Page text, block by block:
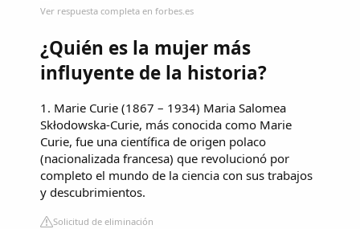
Ver respuesta completa en forbes.es
¿Quién es la mujer más
influyente de la historia?
1. Marie Curie (1867 – 1934) Maria Salomea
Skłodowska-Curie, más conocida como Marie
Curie, fue una científica de origen polaco
(nacionalizada francesa) que revolucionó por
completo el mundo de la ciencia con sus trabajos
y descubrimientos.
Solicitud de eliminación